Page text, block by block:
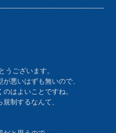
うございます。
が悪いはずも無いので、
のはよいことですね。
規制するなんて、